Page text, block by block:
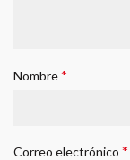
Nombre*
Correo electrónico *